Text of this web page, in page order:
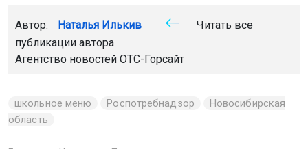
Автор: Наталья Илькив
Читать все
публикации автора
Агентство новостей ОТС-Горсайт
школьное меню Роспотребнадзор
Новосибирская
область